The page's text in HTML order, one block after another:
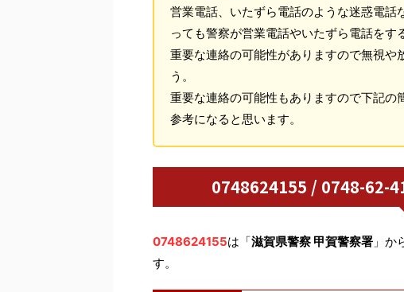
営業電話、いたずら電話のような迷惑電
っても警察が営業電話やいたずら電話をす
重要な連絡の可能性がありますので無視や
う。
重要な連絡の可能性もありますので下記
参考になると思います。
0748624155 / 0748-62-
0748624155は「滋賀県警察 甲賀警察署 」か
す。